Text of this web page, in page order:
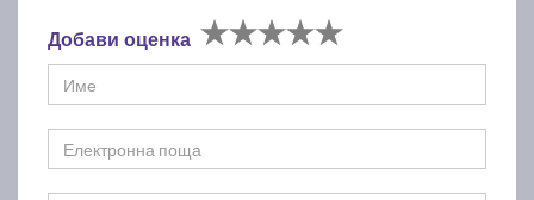
Добави оценка